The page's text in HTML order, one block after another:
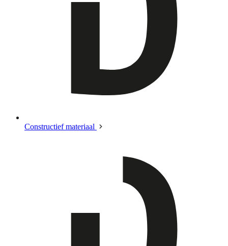
Constructief materiaal